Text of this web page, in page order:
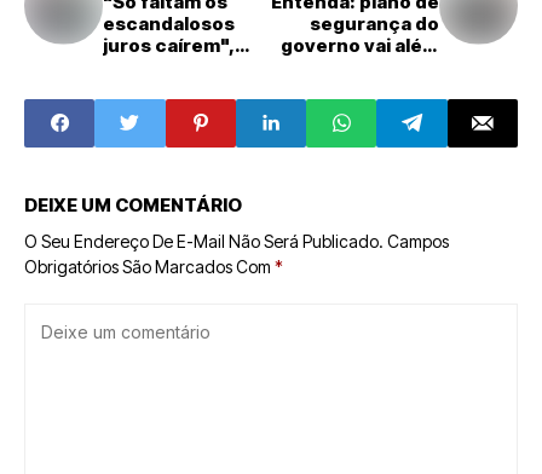
escandalosos
juros caírem",
segurança do
governo vai além
DEIXE UM COMENTÁRIO
O Seu Endereço De E-Mail Não Será Publicado. Campos
Obrigatórios São Marcados Com *